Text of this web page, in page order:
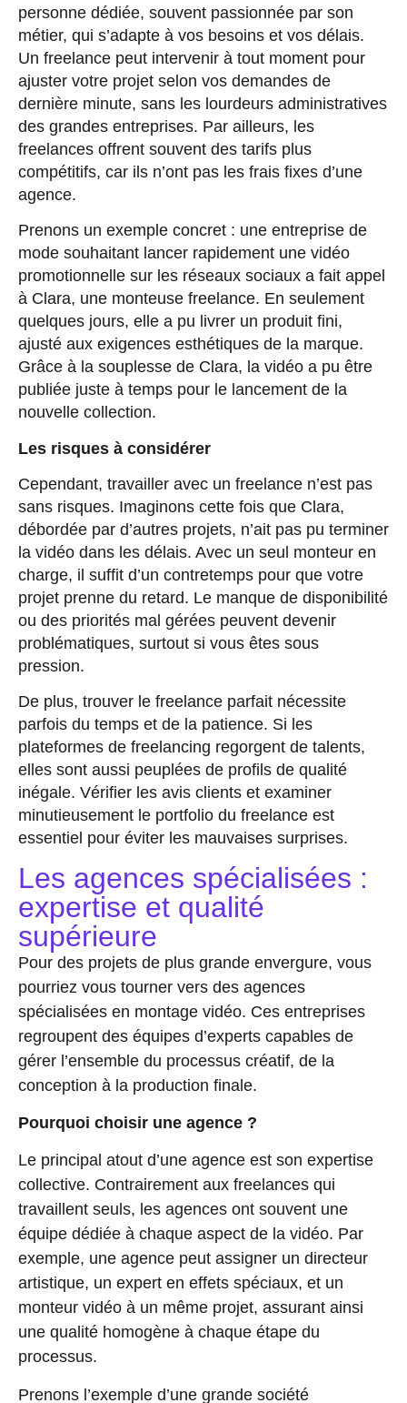
personne dédiée, souvent passionnée par son
métier, qui s’adapte à vos besoins et vos délais.
Un freelance peut intervenir à tout moment pour
ajuster votre projet selon vos demandes de
dernière minute, sans les lourdeurs administratives
des grandes entreprises. Par ailleurs, les
freelances offrent souvent des tarifs plus
compétitifs, car ils n’ont pas les frais fixes d’une
agence.
Prenons un exemple concret : une entreprise de
mode souhaitant lancer rapidement une vidéo
promotionnelle sur les réseaux sociaux a fait appel
à Clara, une monteuse freelance. En seulement
quelques jours, elle a pu livrer un produit fini,
ajusté aux exigences esthétiques de la marque.
Grâce à la souplesse de Clara, la vidéo a pu être
publiée juste à temps pour le lancement de la
nouvelle collection.
Les risques à considérer
Cependant, travailler avec un freelance n’est pas
sans risques. Imaginons cette fois que Clara,
débordée par d’autres projets, n’ait pas pu terminer
la vidéo dans les délais. Avec un seul monteur en
charge, il suffit d’un contretemps pour que votre
projet prenne du retard. Le manque de disponibilité
ou des priorités mal gérées peuvent devenir
problématiques, surtout si vous êtes sous
pression.
De plus, trouver le freelance parfait nécessite
parfois du temps et de la patience. Si les
plateformes de freelancing regorgent de talents,
elles sont aussi peuplées de profils de qualité
inégale. Vérifier les avis clients et examiner
minutieusement le portfolio du freelance est
essentiel pour éviter les mauvaises surprises.
Les agences spécialisées :
expertise et qualité
supérieure
Pour des projets de plus grande envergure, vous
pourriez vous tourner vers des agences
spécialisées en montage vidéo. Ces entreprises
regroupent des équipes d’experts capables de
gérer l’ensemble du processus créatif, de la
conception à la production finale.
Pourquoi choisir une agence ?
Le principal atout d’une agence est son expertise
collective. Contrairement aux freelances qui
travaillent seuls, les agences ont souvent une
équipe dédiée à chaque aspect de la vidéo. Par
exemple, une agence peut assigner un directeur
artistique, un expert en effets spéciaux, et un
monteur vidéo à un même projet, assurant ainsi
une qualité homogène à chaque étape du
processus.
Prenons l’exemple d’une grande société